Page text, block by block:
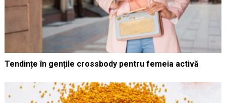
Tendințe în gențile crossbody pentru femeia activă